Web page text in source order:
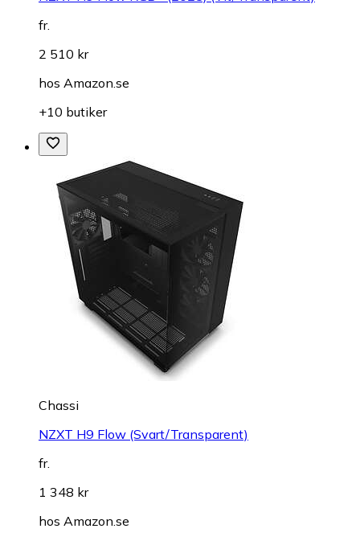
fr.
2 510 kr
hos Amazon.se
+10 butiker
Chassi
NZXT H9 Flow (Svart/Transparent)
fr.
1 348 kr
hos Amazon.se